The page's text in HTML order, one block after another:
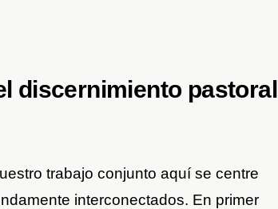
discernimiento pastoral
trabajo conjunto aquí se centre
interconectados. En primer